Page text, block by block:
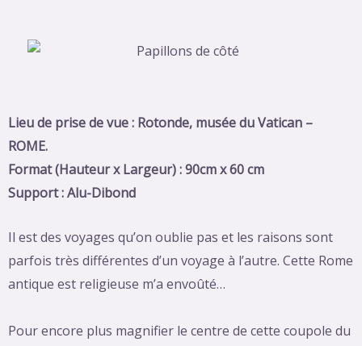
Lieu de prise de vue : Rotonde, musée du Vatican –
ROME.
Format (Hauteur x Largeur) : 90cm x 60 cm
Support : Alu-Dibond
Il est des voyages qu’on oublie pas et les raisons sont
parfois très différentes d’un voyage à l’autre. Cette Rome
antique est religieuse m’a envoûté…
Pour encore plus magnifier le centre de cette coupole du